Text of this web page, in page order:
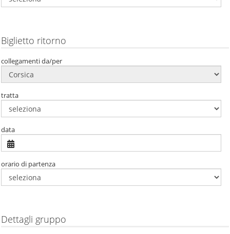
Biglietto ritorno
collegamenti da/per
tratta
data
orario di partenza
Dettagli gruppo